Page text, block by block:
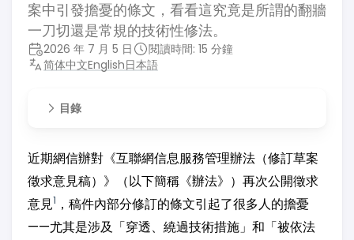
案中引發擔憂的條文，看看這究竟是所謂的翻牆
一刀切還是常規的技術性修法。
2026 年 7 月 5 日
閱讀時間: 15 分鐘
简体中文English日本語
目錄
近期網信辦對《互聯網信息服務管理辦法（修訂草案
徵求意見稿）》（以下簡稱《辦法》）再次公開徵求
意見1 ，稿件內部分修訂的條文引起了很多人的擔憂
——尤其是涉及「穿透、繞過技術措施」和「被依法